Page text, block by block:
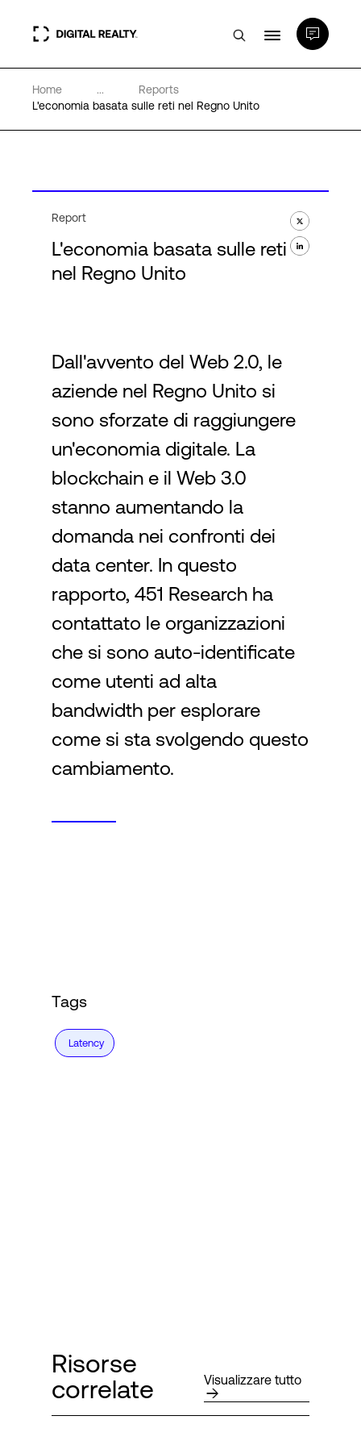
Data center
Competenze e Risorse
Language
Accesso
Home ...
Reports
L'economia basata sulle reti nel Regno Unito
Report
L'economia basata sulle reti
nel Regno Unito
Dall'avvento del Web 2.0, le
aziende nel Regno Unito si
sono sforzate di raggiungere
un'economia digitale. La
blockchain e il Web 3.0
stanno aumentando la
domanda nei confronti dei
data center. In questo
rapporto, 451 Research ha
contattato le organizzazioni
che si sono auto-identificate
come utenti ad alta
bandwidth per esplorare
come si sta svolgendo questo
cambiamento.
Tags
Latency
Risorse
correlate
Visualizzare tutto